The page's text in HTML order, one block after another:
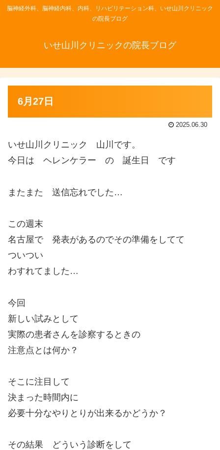
脳神経外科、脳神経内科、内科、リハビリテーション科、いせ山川クリニック
の院長ブログ
いせ山川クリニックの院長ブログ
6月27日
2025.06.30
いせ山川クリニック 山川です。
今日は ヘレンケラー の 誕生日 です
またまた 送信忘れでした…
この週末
名古屋で 発表があるのでその準備をしてて
ついつい
わすれてました…
今回
新しい試みとして
実際の患者さんを診察するときの
注意点とは何か？
そこに注目して
決まった時間内に
必要十分なやりとりが出来るかどうか？
その結果 どういう診断をして